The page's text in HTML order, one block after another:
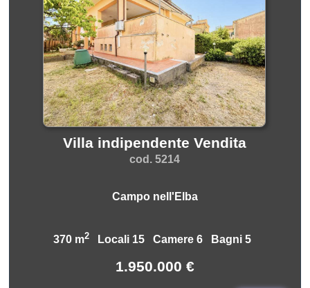
Villa indipendente Vendita
cod. 5214
Campo nell'Elba
370 m2Locali 15 Camere 6 Bagni 5
1.950.000 €